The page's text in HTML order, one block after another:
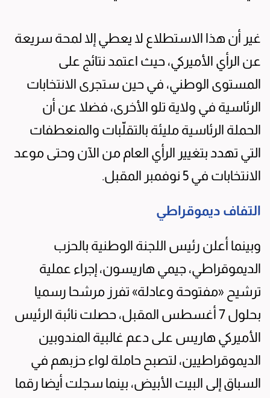
غير أن هذا الاستطلاع لا يعطي إلا لمحة سريعة
عن الرأي الأميركي، حيث اعتمد نتائج على
المستوى الوطني، في حين ستجرى الانتخابات
الرئاسية في ولاية تلو الأخرى، فضلا عن أن
الحملة الرئاسية مليئة بالتقلّبات والمنعطفات
التي تهدد بتغيير الرأي العام من الآن وحتى موعد
الانتخابات في 5 نوفمبر المقبل.
التفاف ديموقراطي
وبينما أعلن رئيس اللجنة الوطنية بالحزب
الديموقراطي، جيمي هاريسون، إجراء عملية
ترشيح «مفتوحة وعادلة» تفرز مرشحا رسميا
بحلول 7 أغسطس المقبل، حصلت نائبة الرئيس
الأميركي هاريس على دعم غالبية المندوبين
الديموقراطيين، لتصبح حاملة لواء حزبهم في
السباق إلى البيت الأبيض، بينما سجلت أيضا رقما